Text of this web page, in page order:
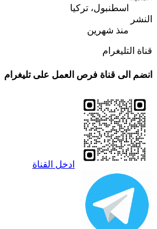
اسطنبول، تركيا
النشر
منذ شهرين
قناة التليغرام
انضم الى قناة فرص العمل على تليغرام
ادخل القناة